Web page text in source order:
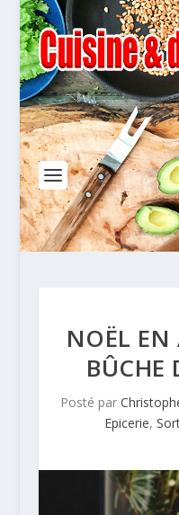
NOËL EN
BÛCHE
Posté par
Epicerie,